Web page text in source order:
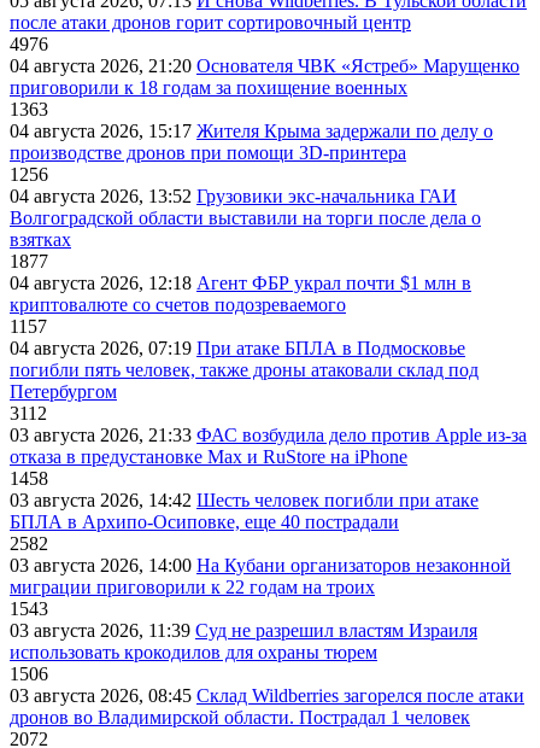
после атаки дронов горит сортировочный центр
4976
04 августа 2026, 21:20 Основателя ЧВК «Ястреб» Марущенко
приговорили к 18 годам за похищение военных
1363
04 августа 2026, 15:17 Жителя Крыма задержали по делу о
производстве дронов при помощи 3D‑принтера
1256
04 августа 2026, 13:52 Грузовики экс-начальника ГАИ
Волгоградской области выставили на торги после дела о
взятках
1877
04 августа 2026, 12:18 Агент ФБР украл почти $1 млн в
криптовалюте со счетов подозреваемого
1157
04 августа 2026, 07:19 При атаке БПЛА в Подмосковье
погибли пять человек, также дроны атаковали склад под
Петербургом
3112
03 августа 2026, 21:33 ФАС возбудила дело против Apple из-за
отказа в предустановке Max и RuStore на iPhone
1458
03 августа 2026, 14:42 Шесть человек погибли при атаке
БПЛА в Архипо-Осиповке, еще 40 пострадали
2582
03 августа 2026, 14:00 На Кубани организаторов незаконной
миграции приговорили к 22 годам на троих
1543
03 августа 2026, 11:39 Суд не разрешил властям Израиля
использовать крокодилов для охраны тюрем
1506
03 августа 2026, 08:45 Склад Wildberries загорелся после атаки
дронов во Владимирской области. Пострадал 1 человек
2072